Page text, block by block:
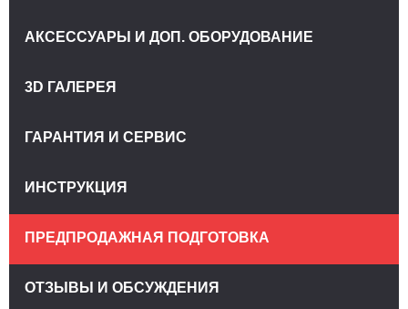
АКСЕССУАРЫ И ДОП. ОБОРУДОВАНИЕ
3D ГАЛЕРЕЯ
ГАРАНТИЯ И СЕРВИС
ИНСТРУКЦИЯ
ПРЕДПРОДАЖНАЯ ПОДГОТОВКА
ОТЗЫВЫ И ОБСУЖДЕНИЯ